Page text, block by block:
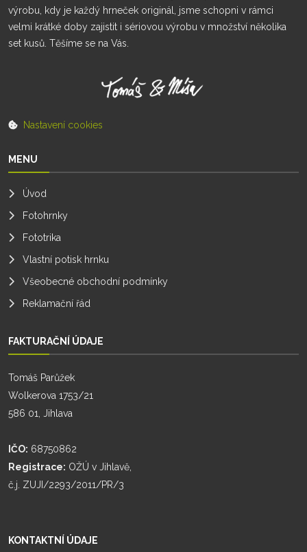
výrobu, kdy je každý hrneček originál, jsme schopni v rámci
velmi krátké doby zajistit i sériovou výrobu v množství několika
set kusů. Těšíme se na Vás.
Nastavení cookies
MENU
Úvod
Fotohrnky
Fototrika
Vlastní potisk hrnku
Všeobecné obchodní podmínky
Reklamační řád
FAKTURAČNÍ ÚDAJE
Tomáš Parůžek
Wolkerova 1753/21
586 01, Jihlava
IČO: 68750862
Registrace: OŽÚ v Jihlavě,
č.j. ZUJI/2293/2011/PR/3
KONTAKTNÍ ÚDAJE